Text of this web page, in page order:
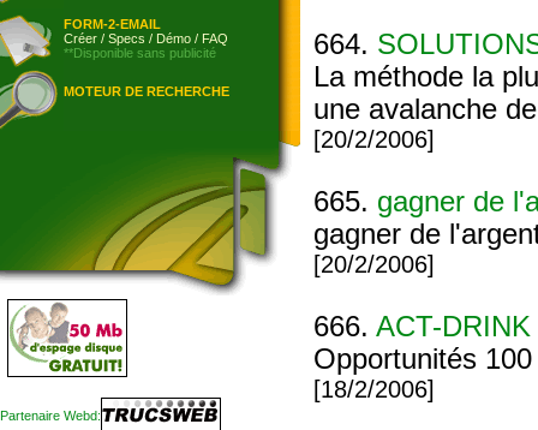
FORM-2-EMAIL
Créer / Specs / Démo / FAQ
**Disponible sans publicité
MOTEUR DE RECHERCHE
Partenaire Webd:
664.
La méthode la
une avalanche
[20/2/2006]
665. gagner de
gagner de
[20/2/2006]
666. ACT-DRINK
Opportunités
[18/2/2006]